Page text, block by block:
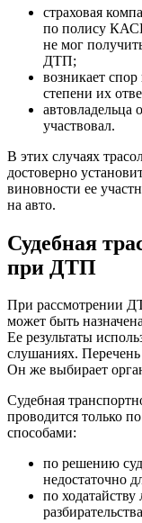
страховая
по полису
не мог
ДТП;
возникает
степени их
участвовал.
В этих случаях
достоверно
виновности ее
на авто.
Судебная
при ДТП
При рассмотрении
может быть
Ее результаты
слушаниях. Перечень
Он же выбирает
Судебная
проводится только
способами:
по решению
недостаточно
по